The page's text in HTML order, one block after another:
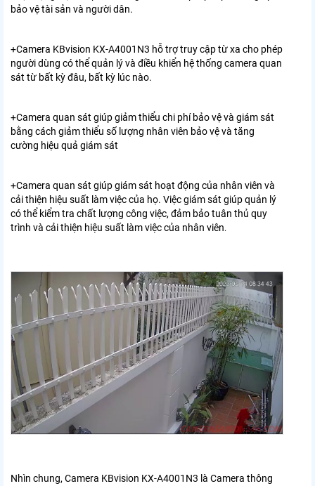
bảo vệ tài sản và người dân.
+Camera KBvision KX-A4001N3 hỗ trợ truy cập từ xa cho phép
người dùng có thể quản lý và điều khiển hệ thống camera quan
sát từ bất kỳ đâu, bất kỳ lúc nào.
+Camera quan sát giúp giảm thiểu chi phí bảo vệ và giám sát
bằng cách giảm thiểu số lượng nhân viên bảo vệ và tăng
cường hiệu quả giám sát
+Camera quan sát giúp giám sát hoạt động của nhân viên và
cải thiện hiệu suất làm việc của họ. Việc giám sát giúp quản lý
có thể kiểm tra chất lượng công việc, đảm bảo tuân thủ quy
trình và cải thiện hiệu suất làm việc của nhân viên.
Nhìn chung,Camera KBvision KX-A4001N3 là Camera thông